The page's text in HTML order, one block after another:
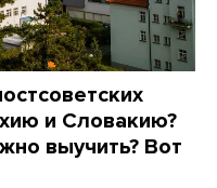
и Словакию?
выучить? Вот